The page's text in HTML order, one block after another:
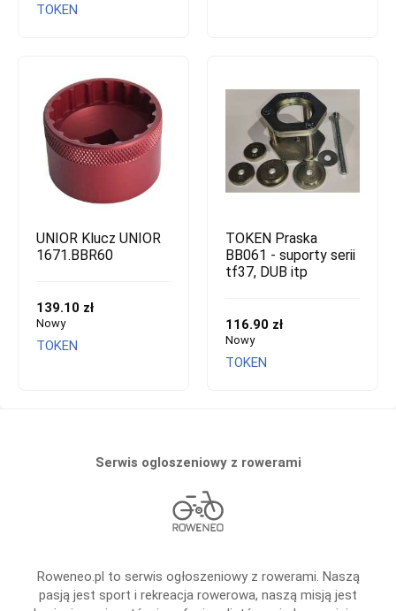
TOKEN
UNIOR Klucz UNIOR
1671.BBR60
139.10 zł
Nowy
TOKEN
TOKEN Praska
BB061 - suporty serii
tf37, DUB itp
116.90 zł
Nowy
TOKEN
Serwis ogloszeniowy z rowerami
Roweneo.pl to serwis ogłoszeniowy z rowerami. Naszą
pasją jest sport i rekreacja rowerowa, naszą misją jest